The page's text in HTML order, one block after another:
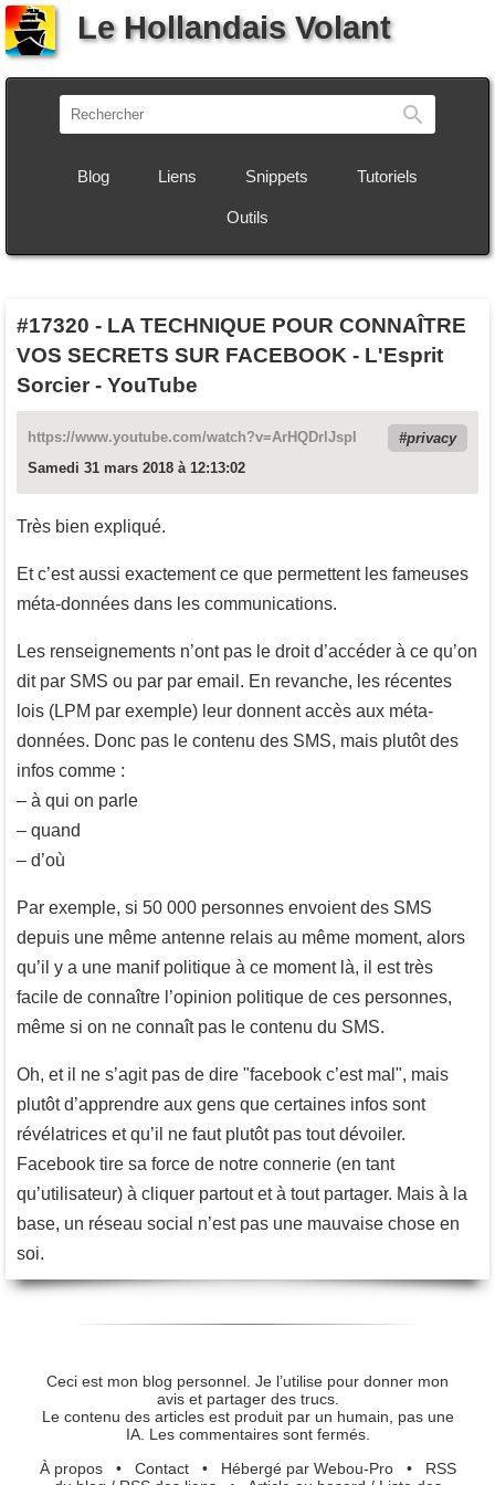
Le Hollandais Volant
Blog Liens Snippets Tutoriels
Outils
#17320 - LA TECHNIQUE POUR CONNAÎTRE
VOS SECRETS SUR FACEBOOK - L'Esprit
Sorcier - YouTube
https://www.youtube.com/watch?v=ArHQDrlJspI
privacy
Samedi 31 mars 2018 à 12:13:02
Très bien expliqué.
Et c’est aussi exactement ce que permettent les fameuses
méta-données dans les communications.
Les renseignements n’ont pas le droit d’accéder à ce qu’on
dit par SMS ou par par email. En revanche, les récentes
lois (LPM par exemple) leur donnent accès aux méta-
données. Donc pas le contenu des SMS, mais plutôt des
infos comme :
– à qui on parle
– quand
– d’où
Par exemple, si 50 000 personnes envoient des SMS
depuis une même antenne relais au même moment, alors
qu’il y a une manif politique à ce moment là, il est très
facile de connaître l’opinion politique de ces personnes,
même si on ne connaît pas le contenu du SMS.
Oh, et il ne s’agit pas de dire "facebook c’est mal", mais
plutôt d’apprendre aux gens que certaines infos sont
révélatrices et qu’il ne faut plutôt pas tout dévoiler.
Facebook tire sa force de notre connerie (en tant
qu’utilisateur) à cliquer partout et à tout partager. Mais à la
base, un réseau social n’est pas une mauvaise chose en
soi.
Ceci est mon blog personnel. Je l’utilise pour donner mon
avis et partager des trucs.
Le contenu des articles est produit par un humain, pas une
IA. Les commentaires sont fermés.
À propos• Contact• Hébergé par Webou-Pro• RSS